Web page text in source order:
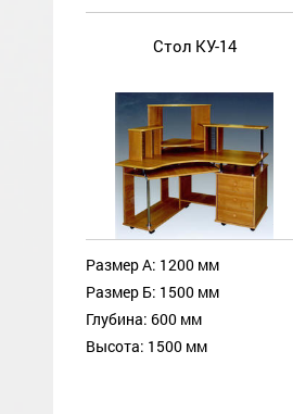
Стол КУ-14
Размер А: 1200 мм
Размер Б: 1500 мм
Глубина: 600 мм
Высота: 1500 мм